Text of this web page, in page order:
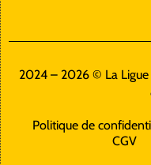
2024 – 2026 © La Ligue
Politique de
CGV